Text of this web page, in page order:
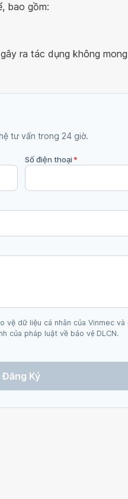
bao gồm:
ra tác dụng không
tư vấn trong 24 giờ.
Số điện thoại*
vệ dữ liệu cá nhân của Vinmec và
của pháp luật về bảo vệ DLCN.
Đăng Ký